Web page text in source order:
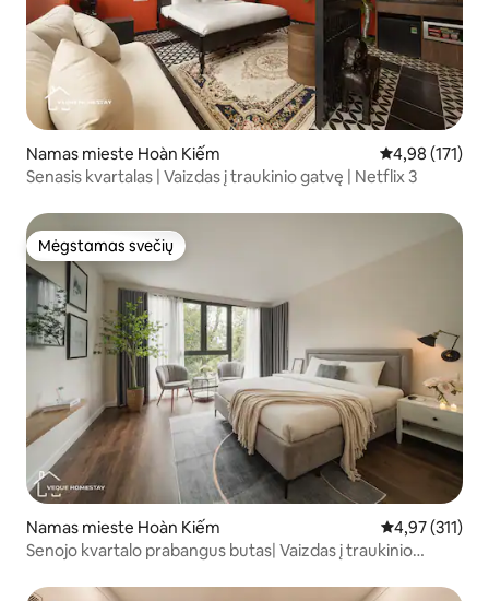
Namas mieste Hoàn Kiếm Vidutinis
4,98 (171)
Senasis kvartalas | Vaizdas į traukinio gatvę | Netflix 3
Mėgstamas svečių
Mėgstamas svečių
Namas mieste Hoàn Kiếm Vidutinis
4,97 (311)
Senojo kvartalo prabangus butas| Vaizdas į traukinio